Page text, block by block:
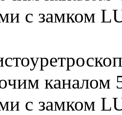
с замком
каналом
с замком